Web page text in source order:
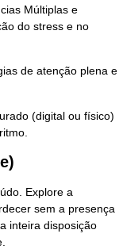
Múltiplas e
do stress e no
de atenção plena e
(digital ou físico)
Explore a
sem a presença
inteira disposição